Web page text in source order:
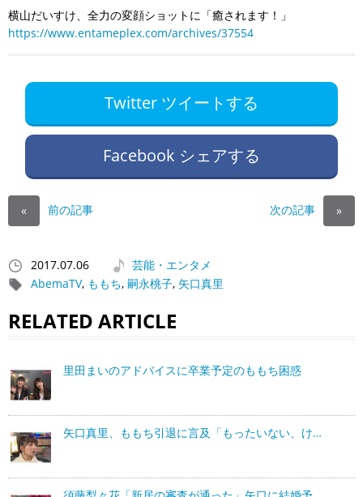
横山だいすけ、全力の変顔ショットに「癒されます！」
https://www.entameplex.com/archives/37554
Twitter ツイートする
Facebook シェアする
« 前の記事 次の記事 »
2017.07.06
芸能・エンタメ
AbemaTV, ももち, 嗣永桃子, 矢口真里
RELATED ARTICLE
里田まいのアドバイスに卒業予定のももち困惑
矢口真里、ももち引退に言及「もったいない、け…